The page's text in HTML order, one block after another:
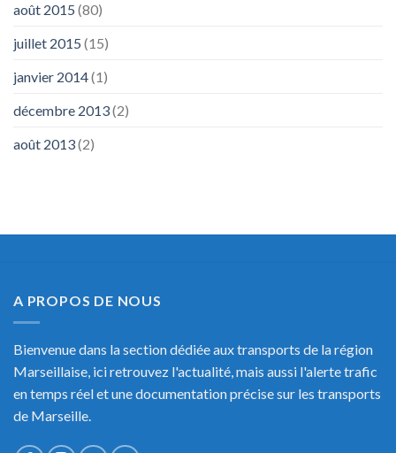
août 2015 (80)
juillet 2015 (15)
janvier 2014(1)
décembre 2013(2)
août 2013(2)
A PROPOS DE NOUS
Bienvenue dans la section dédiée aux transports de la région
Marseillaise, ici retrouvez l'actualité, mais aussi l'alerte trafic
en temps réel et une documentation précise sur les transports
de Marseille.